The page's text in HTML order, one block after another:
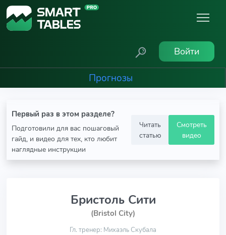
Войти
Прогнозы
Первый раз в этом разделе?
Подготовили для вас пошаговый
гайд, и видео для тех, кто любит
наглядные инструкции
Читать
статью
Смотреть
видео
Бристоль Сити
(Bristol City)
Гл. тренер: Михаэль Скубала